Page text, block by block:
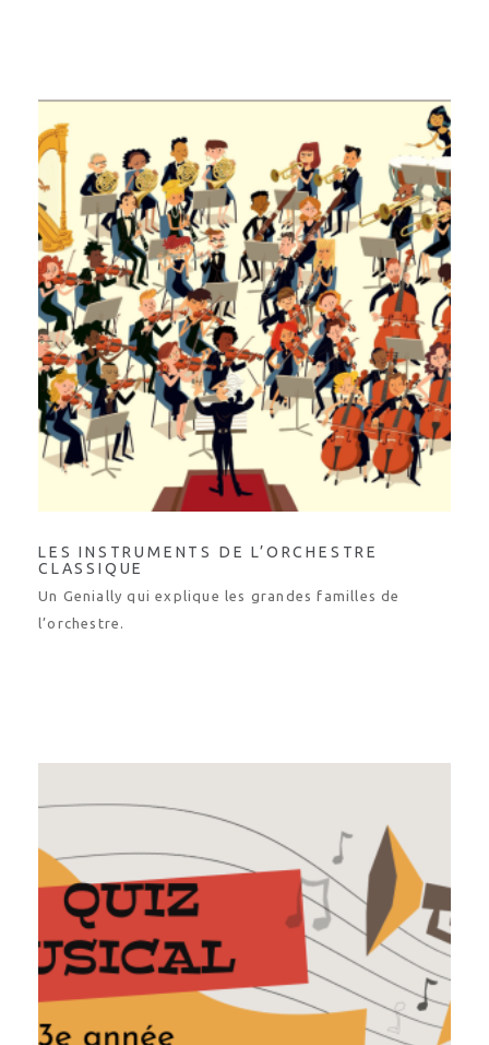
LES INSTRUMENTS DE L’ORCHESTRE
CLASSIQUE
Un Genially qui explique les grandes familles de
l’orchestre.